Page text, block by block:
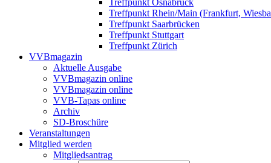
Treffpunkt Osnabrück
Treffpunkt Rhein/Main (Frankfurt,
Treffpunkt Saarbrücken
Treffpunkt Stuttgart
Treffpunkt Zürich
VVBmagazin
Aktuelle Ausgabe
VVBmagazin online
VVBmagazin online
VVB-Tapas online
Archiv
SD-Broschüre
Veranstaltungen
Mitglied werden
Mitgliedsantrag